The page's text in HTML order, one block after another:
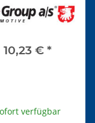
10,23 € *
verfügbar